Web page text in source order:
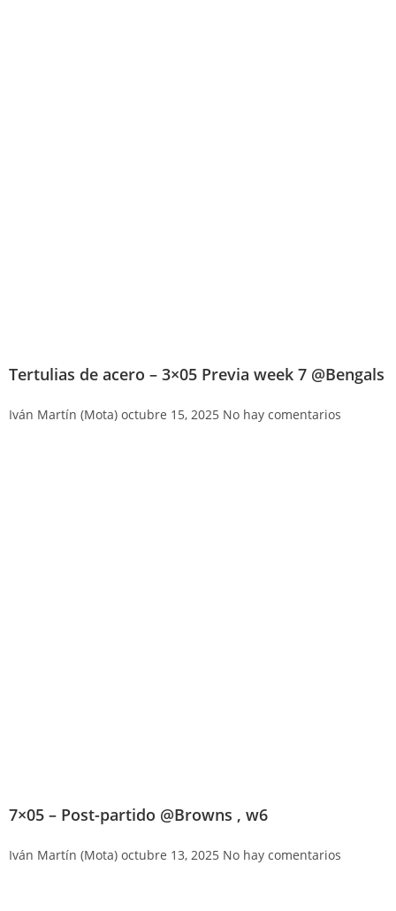
Tertulias de acero – 3×05 Previa week 7 @Bengals
Iván Martín (Mota) octubre 15, 2025 No hay comentarios
7×05 – Post-partido @Browns , w6
Iván Martín (Mota) octubre 13, 2025 No hay comentarios